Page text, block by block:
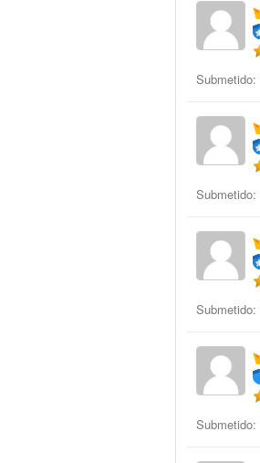
Submetido:
Submetido:
Submetido:
Submetido: